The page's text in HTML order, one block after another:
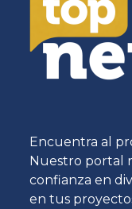
Encuentra al
Nuestro portal
confianza en
en tus